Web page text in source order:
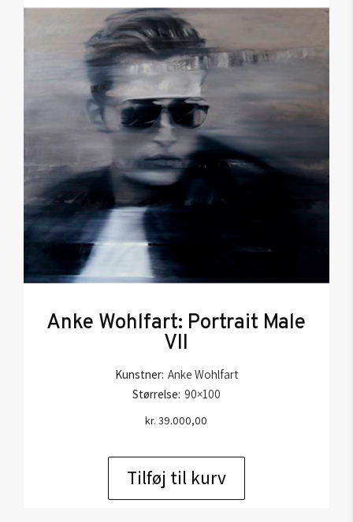
Anke Wohlfart: Portrait Male
VII
Kunstner: Anke Wohlfart
Størrelse: 90×100
kr. 39.000,00
Tilføj til kurv